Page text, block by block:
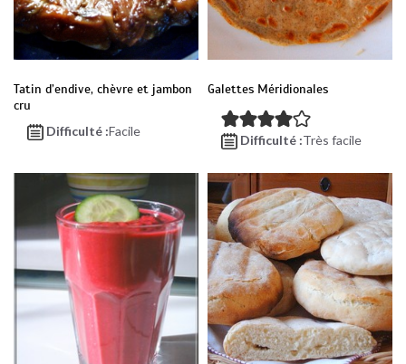
Tatin d’endive, chèvre et jambon
cru
Difficulté :Facile
Galettes Méridionales
Difficulté :Très facile